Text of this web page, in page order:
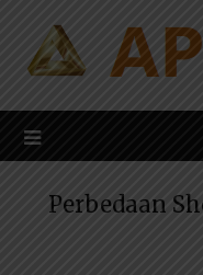
content
Perbedaan